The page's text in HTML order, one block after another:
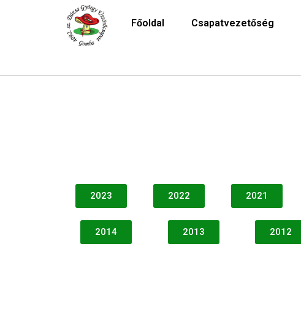
Főoldal Csapatvezetőség
2023 2022 2021
2014 2013 2012